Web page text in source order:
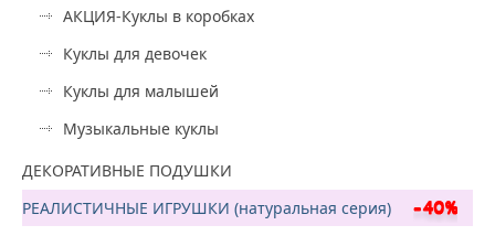
АКЦИЯ-Куклы в коробках
Куклы для девочек
Куклы для малышей
Музыкальные куклы
ДЕКОРАТИВНЫЕ ПОДУШКИ
РЕАЛИСТИЧНЫЕ ИГРУШКИ (натуральная серия)